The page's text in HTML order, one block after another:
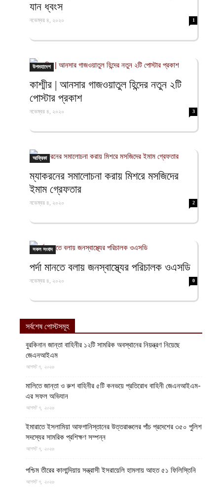
যান ধ্বংস
নভেম্বর ৪, ২০২০ 1
উপমহাদেশ
কাশ্মীর | আনসার গাজওয়াতুল হিন্দের নতুন ২টি
পোস্টার প্রকাশ
নভেম্বর ৪, ২০২০ 3
আফ্রিকা
ম্যাকরনের সমালোচনা করায় মিশরে মসজিদের
ইমাম গ্রেফতার
নভেম্বর ৪, ২০২০ 2
সকল সংবাদ
পর্দা মানতে বলায় জনস্বাস্থ্যের পরিচালক ওএসডি
নভেম্বর ৪, ২০২০ 0
সর্বশেষ পোস্টসমূহ
বুরকিনান জান্তা বাহিনীর ১২টি সামরিক অবস্থানের নিয়ন্ত্রণ নিয়েছে
জেএনআইএম
আগস্ট ৭, ২০২৬
মালিতে জান্তা ও রুশ বাহিনীর ৫টি কনভয়ে প্রতিরোধ বাহিনী জেএনআইএম-
এর সফল অভিযান
আগস্ট ৭, ২০২৬
ইমারাতে ইসলামিয়া আফগানিস্তানের উত্তরাঞ্চলের পাঁচ প্রদেশের ৩৫০ পুলিশ
সদস্যের সামরিক প্রশিক্ষণ সম্পন্ন
আগস্ট ৭, ২০২৬
পশ্চিম তীরের কালান্দিয়ায় সন্ত্রাসী ইসরায়েলি হামলায় আহত ৫১ ফিলিস্তিনি
আগস্ট ৭, ২০২৬